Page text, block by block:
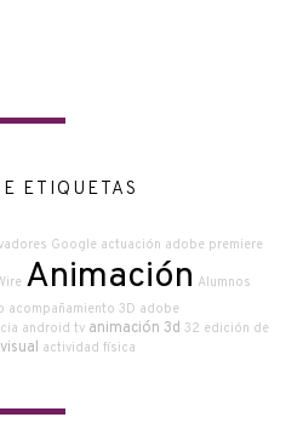
ETIQUETAS
Google actuación adobe premiere
Animación Alumnos
acompañamiento 3D adobe
android tv animación 3d 32 edición de
actividad física